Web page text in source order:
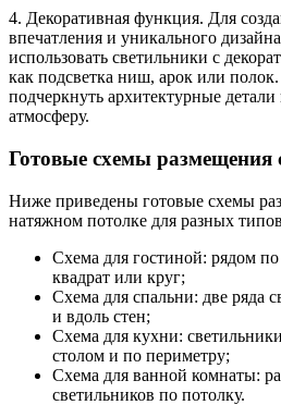
4. Декоративная функция. Для
впечатления и уникального
использовать светильники с
как подсветка ниш, арок или
подчеркнуть архитектурные
атмосферу.
Готовые схемы размещения
Ниже приведены готовые схемы
натяжном потолке для разных
Схема для гостиной: рядом
квадрат или круг;
Схема для спальни: две ряда
и вдоль стен;
Схема для кухни:
столом и по периметру;
Схема для ванной комнаты:
светильников по потолку.